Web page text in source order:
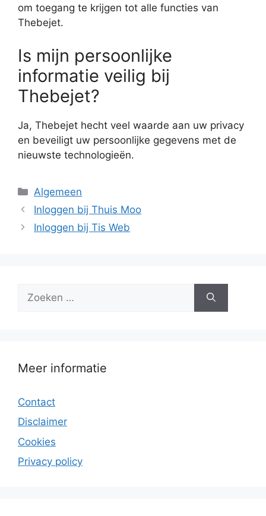
om toegang te krijgen tot alle functies van
Thebejet.
Is mijn persoonlijke
informatie veilig bij
Thebejet?
Ja, Thebejet hecht veel waarde aan uw privacy
en beveiligt uw persoonlijke gegevens met de
nieuwste technologieën.
Categorieën
Algemeen
Inloggen bij Thuis Moo
Inloggen bij Tis Web
naar:
Meer informatie
Contact
Disclaimer
Cookies
Privacy policy